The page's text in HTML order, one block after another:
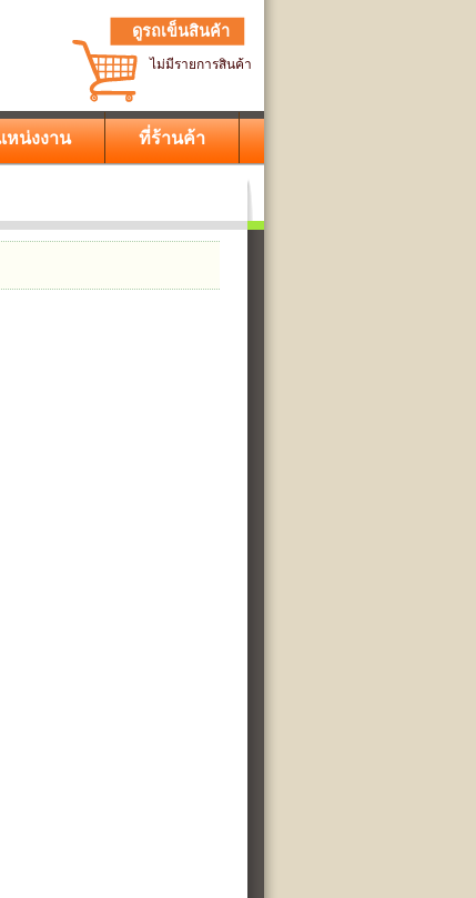
ดูรถเข็นสินค้า
ไม่มีรายการสินค้า
หน่งงาน ที่ร้านค้า